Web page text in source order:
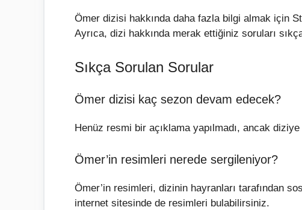
Ömer dizisi hakkında daha fazla bilgi almak için
Ayrıca, dizi hakkında merak ettiğiniz soruları
Sıkça Sorulan Sorular
Ömer dizisi kaç sezon devam edecek?
Henüz resmi bir açıklama yapılmadı, ancak
Ömer’in resimleri nerede sergileniyor?
Ömer’in resimleri, dizinin hayranları tarafından
internet sitesinde de resimleri bulabilirsiniz.